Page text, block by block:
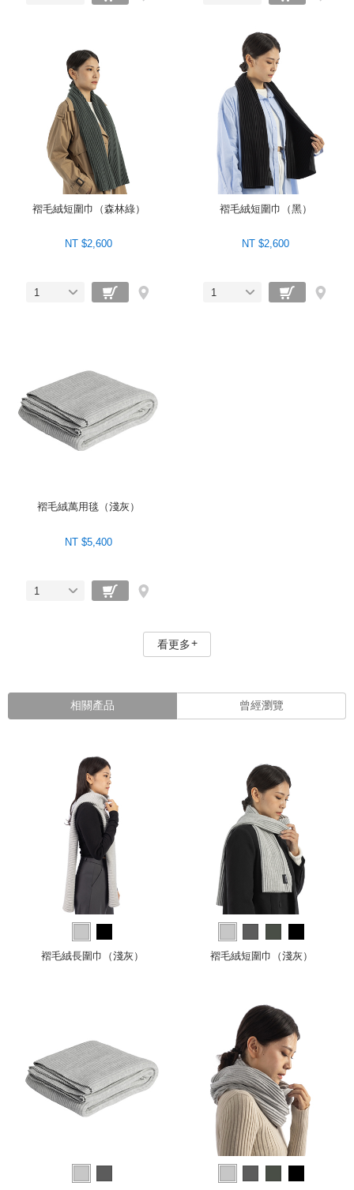
褶毛絨短圍巾（森林綠）
NT $2,600
1
褶毛絨短圍巾（黑）
NT $2,600
1
褶毛絨萬用毯（淺灰）
NT $5,400
1
看更多
相關產品 曾經瀏覽
褶毛絨長圍巾（淺灰） 褶毛絨短圍巾（淺灰）